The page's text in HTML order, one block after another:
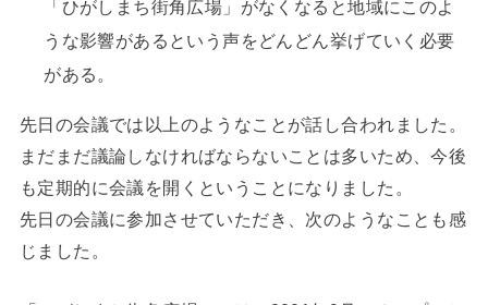
「ひがしまち街角広場」がなくなると地域にこのよ
うな影響があるという声をどんどん挙げていく必要
がある。
先日の会議では以上のようなことが話し合われました。
まだまだ議論しなければならないことは多いため、今後
も定期的に会議を開くということになりました。
先日の会議に参加させていただき、次のようなことも感
じました。